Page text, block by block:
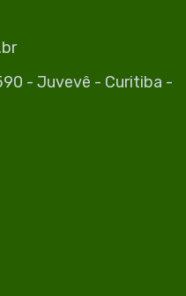
- Juvevê - Curitiba -